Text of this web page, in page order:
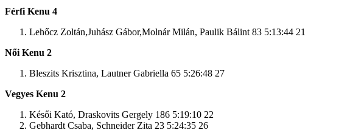
Férfi Kenu 4
Lehőcz Zoltán,Juhász Gábor,Molnár Milán, Paulik Bálint 83 5:13:44 21
Női Kenu 2
Bleszits Krisztina, Lautner Gabriella 65 5:26:48 27
Vegyes Kenu 2
Késői Kató, Draskovits Gergely 186 5:19:10 22
Gebhardt Csaba, Schneider Zita 23 5:24:35 26